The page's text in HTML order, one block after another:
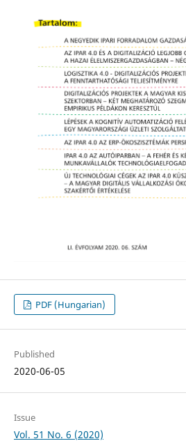
PDF (Hungarian)
Published
2020-06-05
Issue
Vol. 51 No. 6 (2020)